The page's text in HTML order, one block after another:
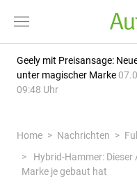
Geely mit Preisansage:
unter magischer Marke
09:48 Uhr
Home Nachrichten
Hybrid-Hammer:
Marke je gebaut hat